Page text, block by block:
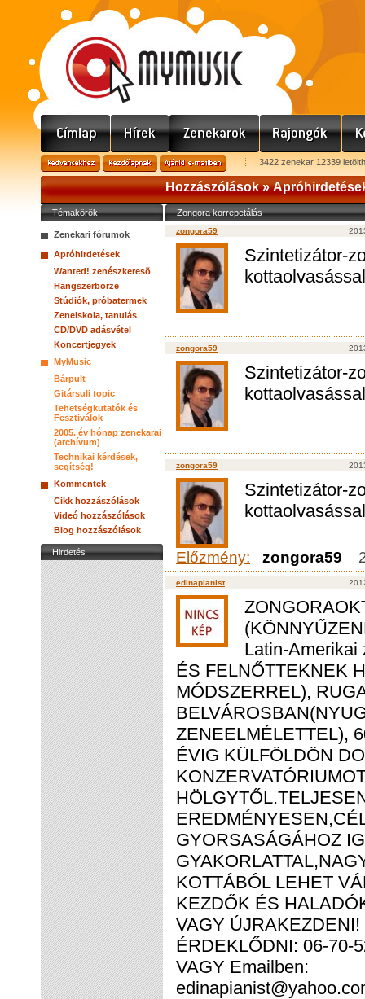
3422 zenekar 12339
Hozzászólások »
Témakörök
Zenekari fórumok
Apróhirdetések
Wanted! zenészkeresõ
Hangszerbörze
Stúdiók, próbatermek
Zeneiskola, tanulás
CD/DVD adásvétel
Koncertjegyek
MyMusic
Bárpult
Gitársuli topic
Tehetségkutatók és
Fesztiválok
2005. év hónap zenekarai
(archívum)
Technikai kérdések,
segítség!
Kommentek
Cikk hozzászólások
Videó hozzászólások
Blog hozzászólások
Hirdetés
Zongora korrepetálás
zongora59
Szintetizátor-
zongora59
Szintetizátor-
zongora59
Szintetizátor-
Előzmény: zongora59
edinapianist
Latin-
ÉS FELNŐTTEKNEK
MÓDSZERREL),
ZENEELMÉLETTEL),
ÉVIG KÜLFÖLDÖN
GYORSASÁGÁHOZ
KOTTÁBÓL LEHET
KEZDŐK ÉS
VAGY
ÉRDEKLŐDNI: 06-70-
VAGY Emailben: